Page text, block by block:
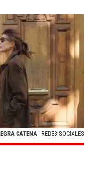
CATENA | REDES SOCIALES